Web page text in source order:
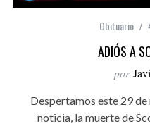
Obituario
ADIÓS A
por
Despertamos este 29
noticia, la muerte de